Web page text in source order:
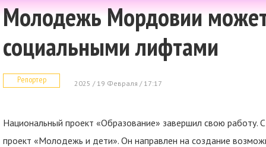
Молодежь Мордовии может
социальными лифтами
Репортер 2025 / 19 Февраля / 17:17
Национальный проект «Образование» завершил свою работу.
проект «Молодежь и дети». Он направлен на создание